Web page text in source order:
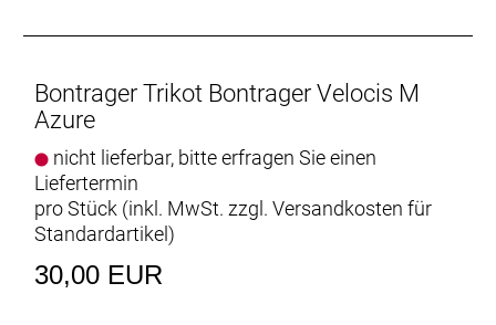
Bontrager Trikot Bontrager Velocis M
Azure
nicht lieferbar, bitte erfragen Sie einen
Liefertermin
pro Stück (inkl. MwSt. zzgl. Versandkosten für
Standardartikel)
30,00 EUR